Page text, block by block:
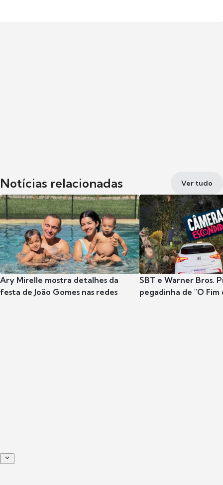
Notícias relacionadas Ver tudo
Ary Mirelle mostra detalhes da
festa de João Gomes nas redes
SBT e Warner Bros.
pegadinha de "O Fim